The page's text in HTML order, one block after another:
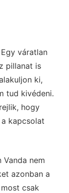
váratlan
pillanat is
ki,
tud kivédeni.
hogy
kapcsolat
nem
azonban a
csak